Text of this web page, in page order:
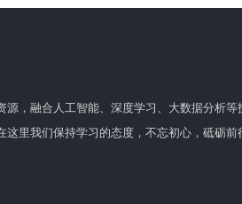
源，融合人工智能、深度学习、大数据分析
这里我们保持学习的态度，不忘初心，砥砺前